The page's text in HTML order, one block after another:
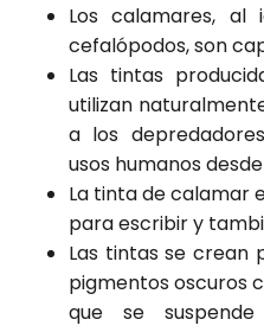
Los calamares,
cefalópodos, son
Las tintas
utilizan
a los
usos humanos
La tinta de calamar
para escribir y
Las tintas se crean
pigmentos oscuros
que se